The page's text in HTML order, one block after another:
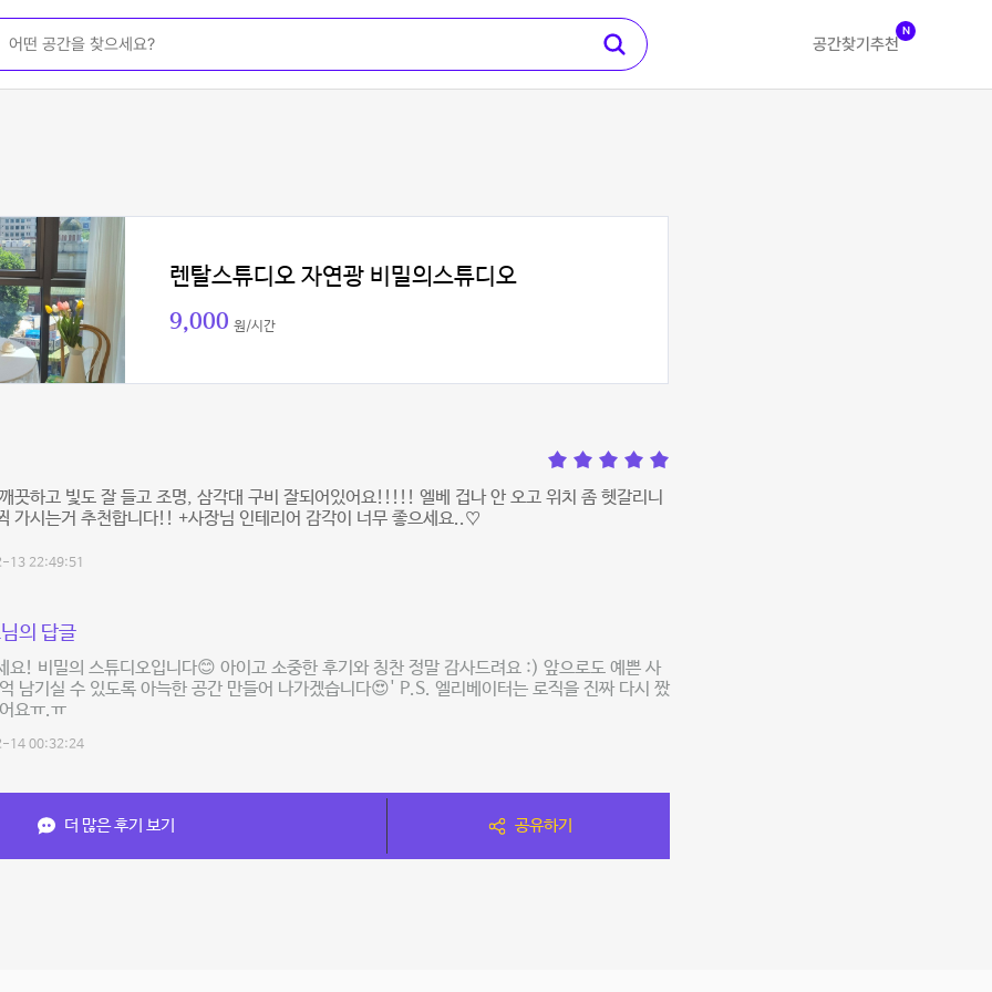
공간찾기 추천
N
렌탈스튜디오 자연광 비밀의스튜디오
9,000 원/시간
끗하고 빛도 잘 들고 조명, 삼각대 구비 잘되어있어요!!!!! 엘베 겁나 안 오고 위치 좀 헷갈리니
가시는거 추천합니다!! +사장님 인테리어 감각이 너무 좋으세요..♡
13 22:49:51
의 답글
요! 비밀의 스튜디오입니다😊 아이고 소중한 후기와 칭찬 정말 감사드려요 :) 앞으로도 예쁜 사
남기실 수 있도록 아늑한 공간 만들어 나가겠습니다😍' P.S. 엘리베이터는 로직을 진짜 다시 짰
요ㅠ.ㅠ
14 00:32:24
더 많은 후기 보기 공유하기